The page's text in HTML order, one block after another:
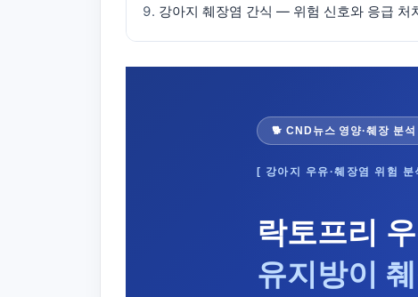
강아지 췌장염 간식 — 위험 신호와 응급 처
🐕 CND뉴스 영양·췌장 분석
[ 강아지 우유·췌장염 위험 분
락토프리
유지방이